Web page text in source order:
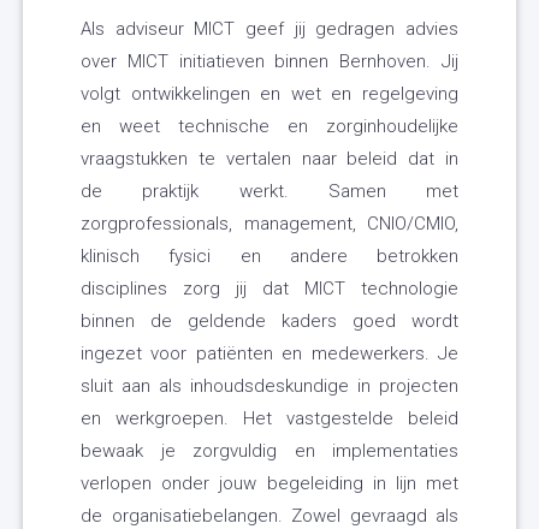
Als adviseur MICT geef jij gedragen advies
over MICT initiatieven binnen Bernhoven. Jij
volgt ontwikkelingen en wet en regelgeving
en weet technische en zorginhoudelijke
vraagstukken te vertalen naar beleid dat in
de praktijk werkt. Samen met
zorgprofessionals, management, CNIO/CMIO,
klinisch fysici en andere betrokken
disciplines zorg jij dat MICT technologie
binnen de geldende kaders goed wordt
ingezet voor patiënten en medewerkers. Je
sluit aan als inhoudsdeskundige in projecten
en werkgroepen. Het vastgestelde beleid
bewaak je zorgvuldig en implementaties
verlopen onder jouw begeleiding in lijn met
de organisatiebelangen. Zowel gevraagd als